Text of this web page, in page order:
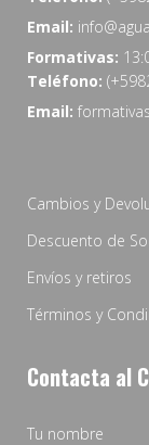
Email:
Formativas:
Teléfono:
Email:
Cambios y
Descuento de
Envíos y retiros
Términos y
Contacta al
Tu nombre